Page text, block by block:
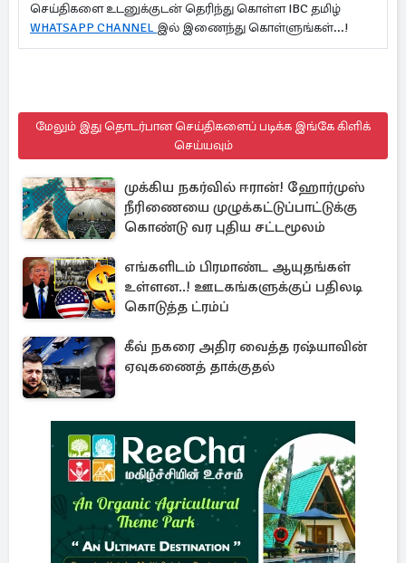
செய்திகளை உடனுக்குடன் தெரிந்து கொள்ள IBC தமிழ்
WHATSAPP CHANNEL இல் இணைந்து கொள்ளுங்கள்...!
மேலும் இது தொடர்பான செய்திகளைப் படிக்க இங்கே கிளிக்
செய்யவும்
முக்கிய நகர்வில் ஈரான்! ஹோர்முஸ்
நீரிணையை முழுக்கட்டுப்பாட்டுக்கு
கொண்டு வர புதிய சட்டமூலம்
எங்களிடம் பிரமாண்ட ஆயுதங்கள்
உள்ளன..! ஊடகங்களுக்குப் பதிலடி
கொடுத்த ட்ரம்ப்
கீவ் நகரை அதிர வைத்த ரஷ்யாவின்
ஏவுகணைத் தாக்குதல்